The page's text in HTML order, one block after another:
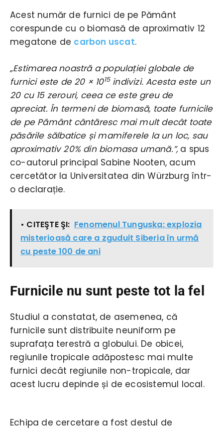
Acest număr de furnici de pe Pământ
corespunde cu o biomasă de aproximativ 12
megatone de carbon uscat.
„Estimarea noastră a populației globale de
furnici este de 20 × 1015indivizi. Acesta este un
20 cu 15 zerouri, ceea ce este greu de
apreciat. În termeni de biomasă, toate furnicile
de pe Pământ cântăresc mai mult decât toate
păsările sălbatice și mamiferele la un loc, sau
aproximativ 20% din biomasa umană.”, a spus
co-autorul principal Sabine Nooten, acum
cercetător la Universitatea din Würzburg într-
o declarație.
• CITEŞTE ŞI: Fenomenul Tunguska: explozia
misterioasă care a zguduit Siberia în urmă
cu peste 100 de ani
Furnicile nu sunt peste tot la fel
Studiul a constatat, de asemenea, că
furnicile sunt distribuite neuniform pe
suprafața terestră a globului. De obicei,
regiunile tropicale adăpostesc mai multe
furnici decât regiunile non-tropicale, dar
acest lucru depinde și de ecosistemul local.
Echipa de cercetare a fost destul de